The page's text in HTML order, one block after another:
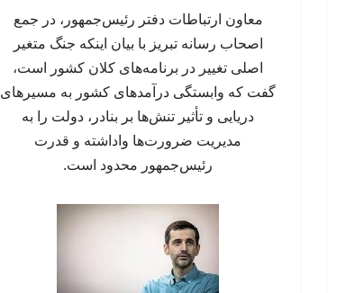
معاون ارتباطات دفتر رئیس‌جمهور، در جمع
اصحاب رسانه تبریز با بیان اینکه جنگ متغیر
اصلی تغییر در برنامه‌های کلان کشور است،
گفت که وابستگی درآمدهای کشور به مسیرهای
دریایی و تأثیر تنش‌ها بر بنادر، دولت را به
مدیریت ضرورت‌ها واداشته و قدرت
رئیس‌جمهور محدود است.